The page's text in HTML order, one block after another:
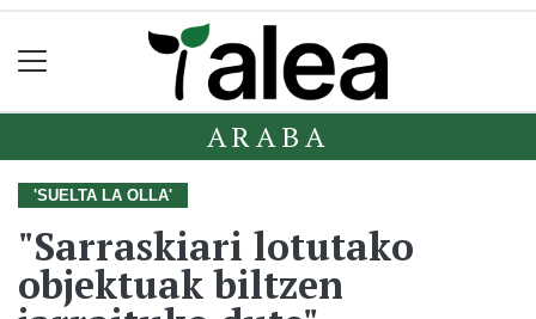
ARABA
'SUELTA LA OLLA'
"Sarraskiari lotutako
objektuak biltzen